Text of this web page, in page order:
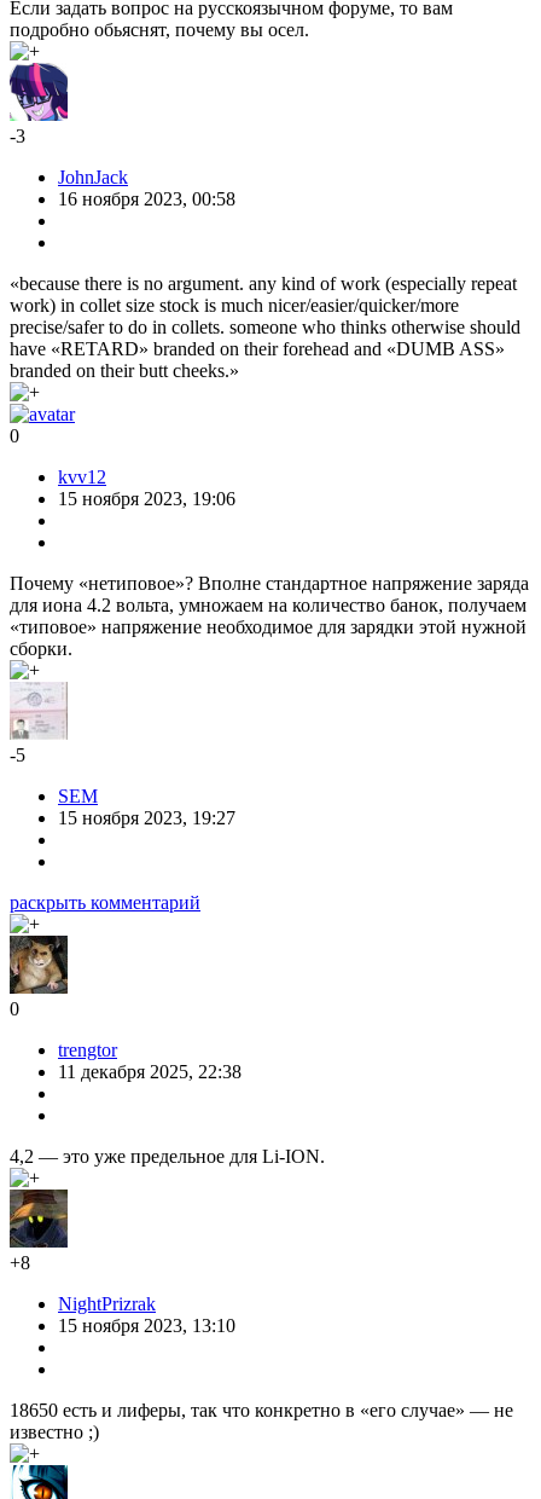
Если задать вопрос на русскоязычном форуме, то вам
подробно обьяснят, почему вы осел.
-3
JohnJack
16 ноября 2023, 00:58
«because there is no argument. any kind of work (especially repeat
work) in collet size stock is much nicer/easier/quicker/more
precise/safer to do in collets. someone who thinks otherwise should
have «RETARD» branded on their forehead and «DUMB ASS»
branded on their butt cheeks.»
0
kvv12
15 ноября 2023, 19:06
Почему «нетиповое»? Вполне стандартное напряжение заряда
для иона 4.2 вольта, умножаем на количество банок, получаем
«типовое» напряжение необходимое для зарядки этой нужной
сборки.
-5
SEM
15 ноября 2023, 19:27
раскрыть комментарий
0
trengtor
11 декабря 2025, 22:38
4,2 — это уже предельное для Li-ION.
+8
NightPrizrak
15 ноября 2023, 13:10
18650 есть и лиферы, так что конкретно в «его случае» — не
известно ;)